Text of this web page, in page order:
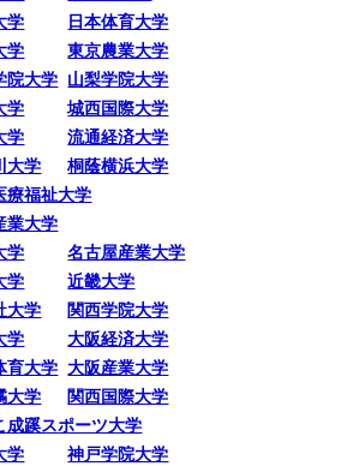
学
日本体育大学
学
東京農業大学
院大学 山梨学院大学
学
城西国際大学
学
流通経済大学
大学
桐蔭横浜大学
療福祉大学
業大学
学
名古屋産業大学
学
近畿大学
大学
関西学院大学
学
大阪経済大学
育大学 大阪産業大学
大学
関西国際大学
成蹊スポーツ大学
学
神戸学院大学